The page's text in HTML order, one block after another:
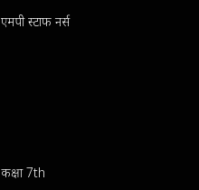
एमपी स्टाफ नर्स
कक्षा 7th